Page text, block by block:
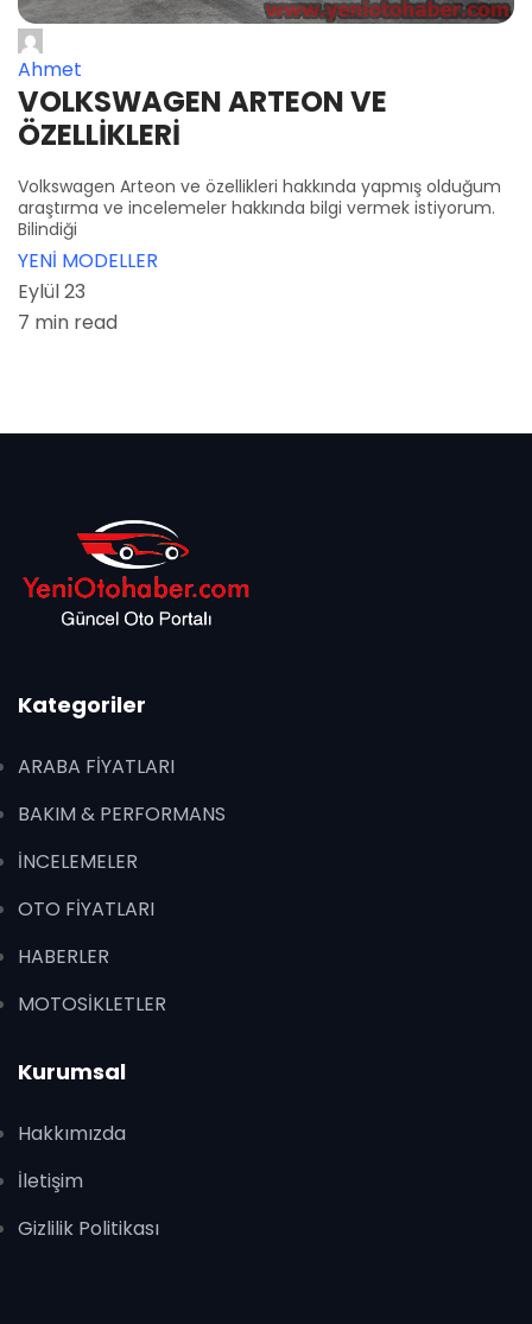
Ahmet
VOLKSWAGEN ARTEON VE
ÖZELLİKLERİ
Volkswagen Arteon ve özellikleri hakkında yapmış olduğum
araştırma ve incelemeler hakkında bilgi vermek istiyorum.
Bilindiği
YENİ MODELLER
Eylül 23
7 min read
Kategoriler
ARABA FİYATLARI
BAKIM & PERFORMANS
İNCELEMELER
OTO FİYATLARI
HABERLER
MOTOSİKLETLER
Kurumsal
Hakkımızda
İletişim
Gizlilik Politikası